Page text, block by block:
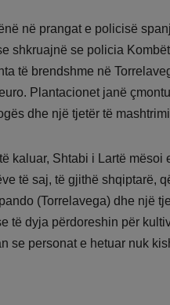
në prangat e policisë
shkruajnë se policia
të brendshme në
Plantacionet janë
dhe një tjetër të
kaluar, Shtabi i Lartë
të saj, të gjithë shqiptarë,
(Torrelavega) dhe një
të dyja përdoreshin për
se personat e hetuar nuk